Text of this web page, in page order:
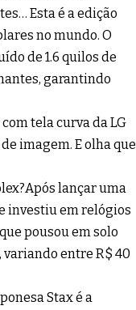
Esta é a edição
no mundo. O
de 1.6 quilos de
garantindo
tela curva da LG
imagem. E olha que
lançar uma
investiu em relógios
pousou em solo
variando entre R$ 40
Stax é a